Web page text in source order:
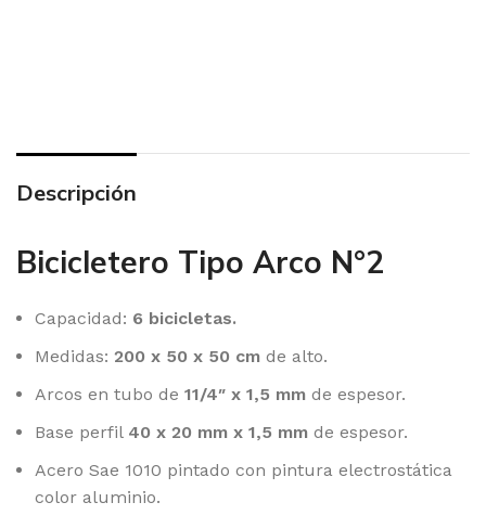
Descripción
Bicicletero Tipo Arco N°2
Capacidad: 6 bicicletas.
Medidas: 200 x 50 x 50 cm de alto.
Arcos en tubo de 11/4″ x 1,5 mm de espesor.
Base perfil 40 x 20 mm x 1,5 mm de espesor.
Acero Sae 1010 pintado con pintura electrostática
color aluminio.